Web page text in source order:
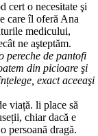
cert o necesitate şi
care îl oferă Ana
medicului,
ne aşteptăm.
pereche de pantofi
din picioare şi
exact aceeaşi
viață. li place să
chiar dacă e
persoană dragă.